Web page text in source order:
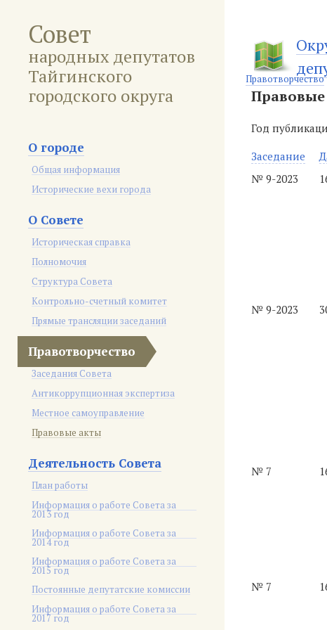
Совет
народных депутатов
Тайгинского
городского округа
О городе
Общая информация
Исторические вехи города
О Совете
Историческая справка
Полномочия
Структура Совета
Контрольно-счетный комитет
Прямые трансляции заседаний
Правотворчество
Заседания Совета
Антикоррупционная экспертиза
Местное самоуправление
Правовые акты
Деятельность Совета
План работы
Информация о работе Совета за
2013 год
Информация о работе Совета за
2014 год
Информация о работе Совета за
2015 год
Постоянные депутатские комиссии
Информация о работе Совета за
2017 год
Правотворчество
Год
Заседание
№ 9-2023
№ 9-2023
№ 7
№ 7